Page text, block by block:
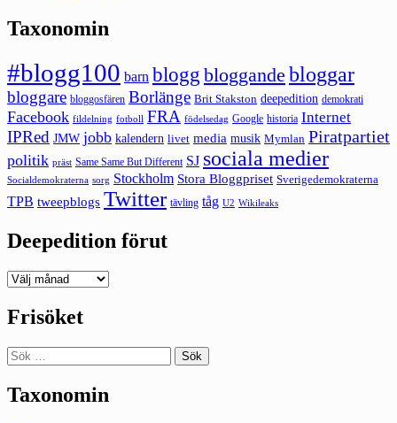
Taxonomin
#blogg100 barn blogg bloggande bloggar
bloggare bloggosfären Borlänge Brit Stakston deepedition demokrati
Facebook fildelning fotboll FRA födelsedag Google historia Internet
IPRed JMW jobb kalendern livet media musik Mymlan Piratpartiet
politik präst Same Same But Different SJ sociala medier
Socialdemokraterna sorg Stockholm Stora Bloggpriset Sverigedemokraterna
TPB tweepblogs Twitter tävling tåg U2 Wikileaks
Deepedition förut
Deepedition
Frisöket
Sök
efter:
Taxonomin